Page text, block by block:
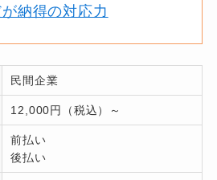
納得の対応力
民間企業
12,000円（税込）～
前払い
後払い